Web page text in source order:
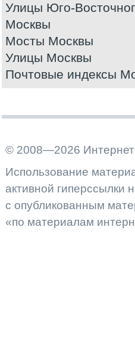
Улицы Юго-
Москвы
Мосты Москвы
Улицы Москвы
Почтовые индексы
© 2008—2026
Использование
активной гиперссылки
с опубликованным
«по материалам